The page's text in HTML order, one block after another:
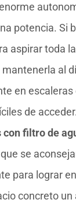
potencia. Si
aspirar toda
al
en
de acceder.
filtro de
se
para lograr
concreto